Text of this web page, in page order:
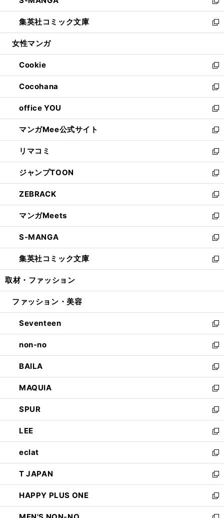
開
く
ウ
で
開
ン
ド
ウ
開
く
い
ウ
ィ
ン
ウ
で
開
く
新
し
い
ウ
ン
ド
ウ
で
開
く
集英社コミック文庫
新
し
ウ
ィ
ン
ド
ウ
で
開
く
女性マンガ
Cookie
新
し
い
ウ
ィ
ン
ド
ウ
で
開
く
Cocohana
新
し
い
ウ
ィ
ン
ド
ウ
で
開
く
office YOU
新
し
い
ウ
ィ
ン
ド
ウ
で
開
く
マンガMee公式サイト
新
し
い
ウ
ィ
ン
ド
ウ
で
開
く
リマコミ
新
し
い
ウ
ィ
ン
ド
ウ
で
開
く
ジャンプTOON
新
し
い
ウ
ィ
ン
ド
ウ
で
開
ZEBRACK
新
し
い
ウ
ィ
ン
ド
ウ
開
マンガMeets
新
し
い
ウ
ィ
ン
ウ
開
く
S-MANGA
新
し
い
ウ
ン
ウ
で
開
く
集英社コミック文庫
新
し
ウ
ン
ド
ウ
で
開
く
取材・ファッション
ファッション・美容
Seventeen
新
し
い
ウ
ィ
ン
ド
ウ
で
開
く
non-no
新
し
い
ウ
ィ
ン
ド
ウ
で
開
く
BAILA
新
し
い
ウ
ィ
ン
ド
ウ
で
開
く
MAQUIA
新
し
い
ウ
ィ
ン
ド
ウ
で
開
く
SPUR
新
し
い
ウ
ィ
ン
ド
ウ
で
開
LEE
新
し
い
ウ
ィ
ン
ド
ウ
eclat
新
し
い
ウ
ィ
ン
T JAPAN
新
し
い
ウ
HAPPY PLUS ONE
新
し